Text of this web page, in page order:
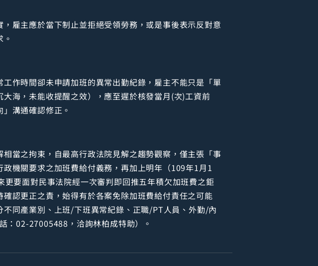
雇主應於當下制止並拒絕受領勞務，或是事後表示反對意
作時間卻未申請加班的異常出勤紀錄，雇主不能只是「單
海，未能收提醒之效），應至遲於核發當月(次)工資前
溝通確認修正。
當之拘束，自最高行政法院見解之趨勢觀察，僅主張「事
機關要求之加班費給付義務，再加上明年（109年1月1
要面對民事法院經一次審判即回推五年積欠加班費之鉅
認更正之責，始得有於各案免除加班費給付責任之可能
同產業別、上班/下班異常紀錄、正職/PT人員、外勤/內
：02-27005488，洽詢林柏成特助）。